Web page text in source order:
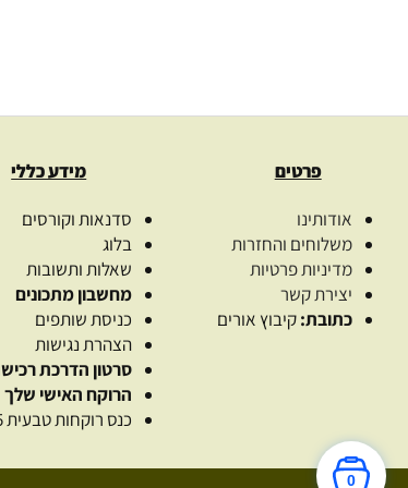
פרטים
אודותינו
משלוחים והחזרות
מדיניות פרטיות
יצירת קשר
כתובת:קיבוץ אורים
מידע כללי
סדנאות וקורסים
בלוג
שאלות ותשובות
מחשבון מתכונים
כניסת שותפים
הצהרת נגישות
סרטון הדרכת
הרוקח האישי שלך
כנס רוקחות טבעית 2025
0